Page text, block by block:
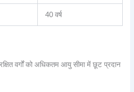
40 वर्ष
वर्गों को अधिकतम आयु सीमा में छूट प्रदान